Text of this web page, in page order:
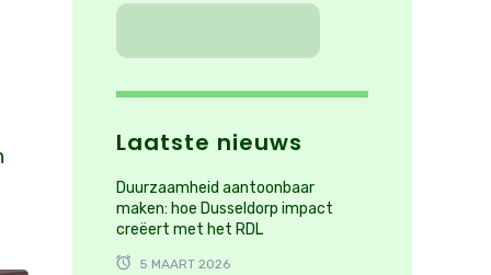
Laatste nieuws
Duurzaamheid aantoonbaar
maken: hoe Dusseldorp impact
creëert met het RDL
5 MAART 2026